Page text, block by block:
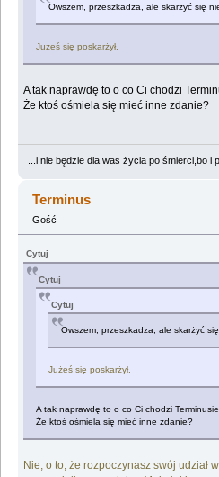
Owszem, przeszkadza, ale skarżyć się
Jużeś się poskarżył.
A tak naprawdę to o co Ci chodzi
Że ktoś ośmiela się mieć inne zdanie?
...i nie będzie dla was życia po śmierci,bo i
Terminus
Gość
Cytuj
Cytuj
Cytuj
Owszem, przeszkadza, ale skarżyć
Jużeś się poskarżył.
A tak naprawdę to o co Ci chodzi
Że ktoś ośmiela się mieć inne zdanie?
Nie, o to, że rozpoczynasz swój udział